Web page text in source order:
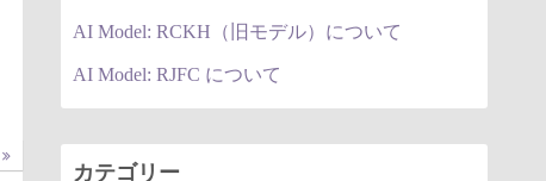
AI Model: RCKH（旧モデル）について
AI Model: RJFC について
カテゴリー